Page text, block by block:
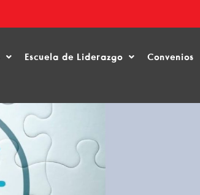
Escuela de Liderazgo Convenios